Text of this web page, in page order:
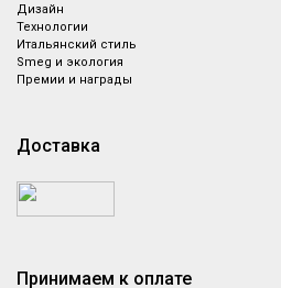
Дизайн
Технологии
Итальянский стиль
Smeg и экология
Премии и награды
Доставка
Принимаем к оплате